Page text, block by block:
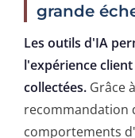
grande
Les outils d'IA
l'expérience
collectées. Grâce
recommandation
comportements